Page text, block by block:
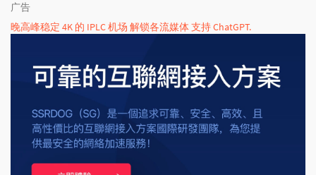
广告
晚高峰稳定 4K 的 IPLC 机场 解锁各流媒体 支持 ChatGPT.